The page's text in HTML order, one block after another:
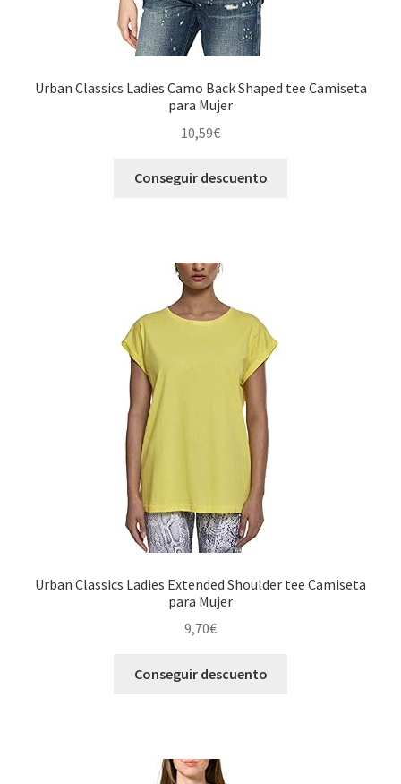
Urban Classics Ladies Camo Back Shaped tee Camiseta
para Mujer
10,59€
Conseguir descuento
Urban Classics Ladies Extended Shoulder tee Camiseta
para Mujer
9,70€
Conseguir descuento